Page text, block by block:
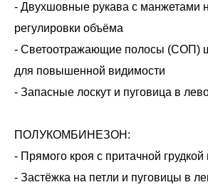
- Двухшовные рукава с манжетами
регулировки объёма
- Светоотражающие полосы (СОП)
для повышенной видимости
- Запасные лоскут и пуговица в
ПОЛУКОМБИНЕЗОН:
- Прямого кроя с притачной
- Застёжка на петли и пуговицы в